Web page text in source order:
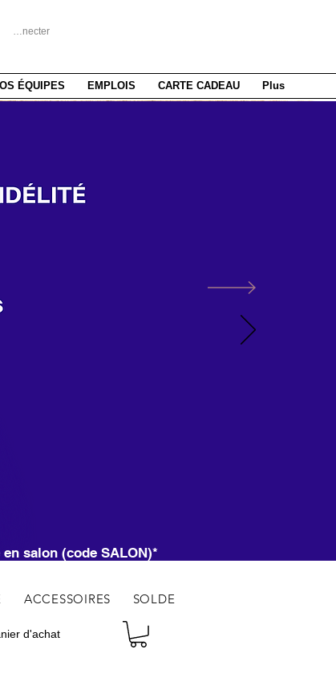
ÉQUIPES EMPLOIS CARTE CADEAU Plus
connecter
salon (code SALON)*
ACCESSOIRES SOLDE
d'achat